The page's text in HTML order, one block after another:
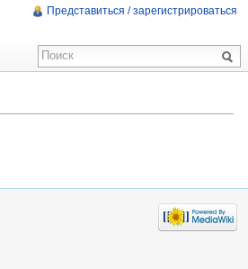
Представиться / зарегистрироваться